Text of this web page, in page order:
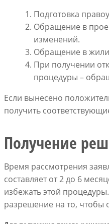
Подготовка
Обращение в
изменений.
Обращение в
При получении
процедуры –
Если вынесено
получить
Получение
Время рассмотрения
составляет от 2 до 6
избежать этой
разрешение на то, чтобы